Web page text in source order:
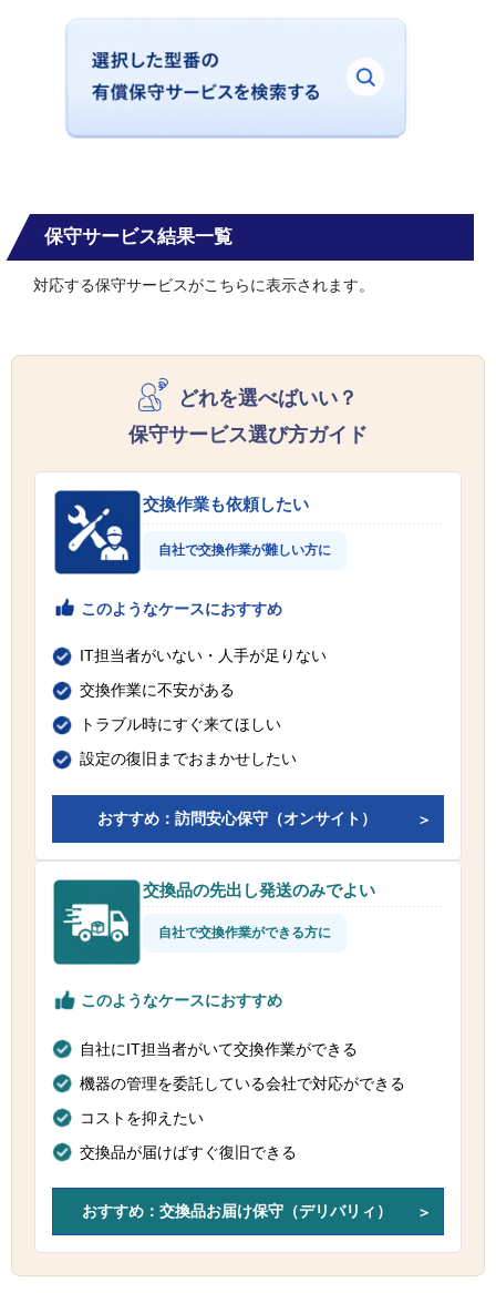
保守サービス結果一覧
対応する保守サービスがこちらに表示されます。
どれを選べばいい？
保守サービス選び方ガイド
交換作業も依頼したい
自社で交換作業が難しい方に
このようなケースにおすすめ
IT担当者がいない・人手が足りない
交換作業に不安がある
トラブル時にすぐ来てほしい
設定の復旧までおまかせしたい
おすすめ：訪問安心保守（オンサイト）
交換品の先出し発送のみでよい
自社で交換作業ができる方に
このようなケースにおすすめ
自社にIT担当者がいて交換作業ができる
機器の管理を委託している会社で対応ができる
コストを抑えたい
交換品が届けばすぐ復旧できる
おすすめ：交換品お届け保守（デリバリィ）